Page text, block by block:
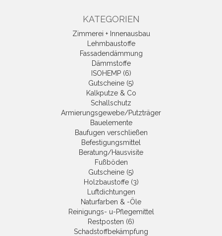
KATEGORIEN
Zimmerei + Innenausbau
Lehmbaustoffe
Fassadendämmung
Dämmstoffe
ISOHEMP (6)
Gutscheine (5)
Kalkputze & Co
Schallschutz
Armierungsgewebe/Putzträger
Bauelemente
Baufugen verschließen
Befestigungsmittel
Beratung/Hausvisite
Fußböden
Gutscheine (5)
Holzbaustoffe (3)
Luftdichtungen
Naturfarben & -Öle
Reinigungs- u-Pflegemittel
Restposten (6)
Schadstoffbekämpfung